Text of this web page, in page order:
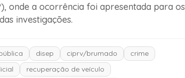
onde a ocorrência foi apresentada para os
investigações.
disep ciprv/brumado
crime
recuperação de veículo